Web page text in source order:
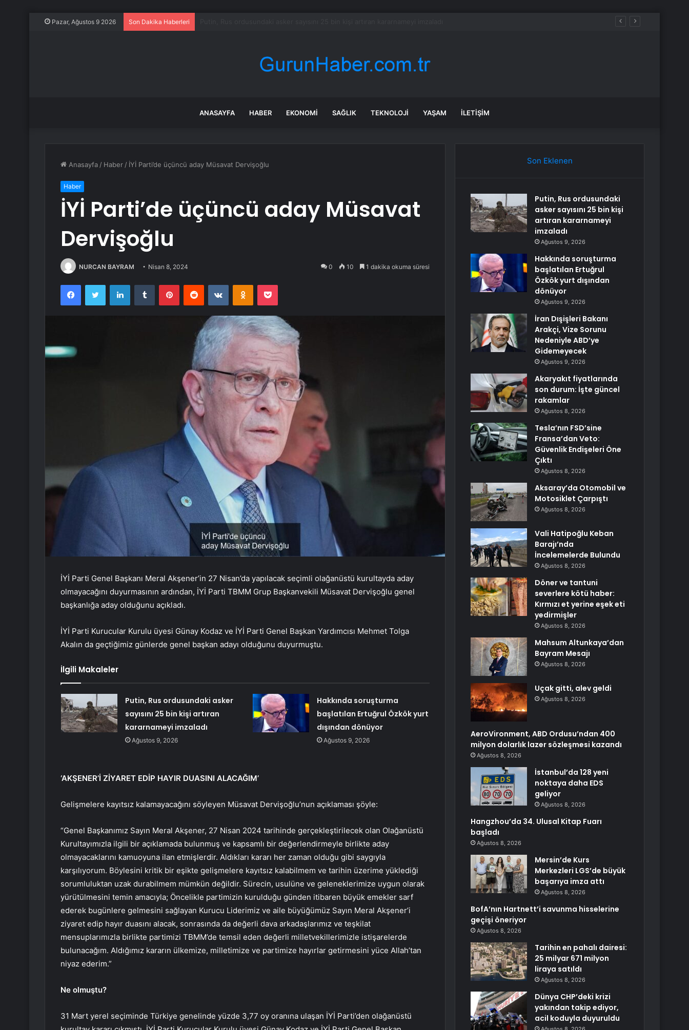
Pazar, Ağustos 9 2026 Son Dakika Haberleri
ANASAYFA HABER EKONOMI SAĞLIK TEKNOLOJI YAŞAM İLETIŞIM
Anasayfa / Haber / İYİ Parti’de üçüncü aday Müsavat Dervişoğlu
Haber
İYİ Parti’de üçüncü aday Müsavat
Dervişoğlu
NURCAN BAYRAM Nisan 8, 2024 0 10 1 dakika okuma süresi
FacebookTwitter LinkedInTumblr PinterestReddit VKontakteOdnoklassniki
Pocket
İYİ Parti Genel Başkanı Meral Akşener’in 27 Nisan’da yapılacak seçimli olağanüstü kurultayda aday
olmayacağını duyurmasının ardından, İYİ Parti TBMM Grup Başkanvekili Müsavat Dervişoğlu genel
başkanlığa aday olduğunu açıkladı.
İYİ Parti Kurucular Kurulu üyesi Günay Kodaz ve İYİ Parti Genel Başkan Yardımcısı Mehmet Tolga
Akalın da geçtiğimiz günlerde genel başkan adayı olduğunu duyurmuştu.
İlgili Makaleler
Putin, Rus ordusundaki asker
sayısını 25 bin kişi artıran
kararnameyi imzaladı
Ağustos 9, 2026
Hakkında soruşturma
başlatılan Ertuğrul Özkök yurt
dışından dönüyor
Ağustos 9, 2026
‘AKŞENER’İ ZİYARET EDİP HAYIR DUASINI ALACAĞIM’
Gelişmelere kayıtsız kalamayacağını söyleyen Müsavat Dervişoğlu’nun açıklaması şöyle:
“Genel Başkanımız Sayın Meral Akşener, 27 Nisan 2024 tarihinde gerçekleştirilecek olan Olağanüstü
Kurultayımızla ilgili bir açıklamada bulunmuş ve kapsamlı bir değerlendirmeyle birlikte aday
olmayacaklarını kamuoyuna ilan etmişlerdir. Aldıkları kararı her zaman olduğu gibi saygıyla
karşılıyorum. Böylesini kritik bir eşikte gelişmelere kayıtsız kalabilmem ve tarihin üzerime yüklediği
sorumluluktan uzak durabilmem mümkün değildir. Sürecin, usulüne ve geleneklerimize uygun olarak
yürütülmesini temin amacıyla; Öncelikle partimizin kurulduğu günden itibaren büyük emekler sarf
ederek bugünlere gelmesini sağlayan Kurucu Liderimiz ve aile büyüğümüz Sayın Meral Akşener’i
ziyaret edip hayır duasını alacak, sonrasında da değerli dava arkadaşlarımız ve teşkilat
mensuplarımızla birlikte partimizi TBMM’de temsil eden değerli milletvekillerimizle istişarelerde
bulunacağım. Aldığımız kararın ülkemize, milletimize ve partimize hayırlar getirmesini yüce Allah’tan
niyaz ederim.”
Ne olmuştu?
31 Mart yerel seçiminde Türkiye genelinde yüzde 3,77 oy oranına ulaşan İYİ Parti’den olağanüstü
Son Eklenen
Putin, Rus ordusundaki
asker sayısını 25 bin kişi
artıran kararnameyi
imzaladı
Ağustos 9, 2026
Hakkında soruşturma
başlatılan Ertuğrul
Özkök yurt dışından
dönüyor
Ağustos 9, 2026
İran Dışişleri Bakanı
Arakçi, Vize Sorunu
Nedeniyle ABD’ye
Gidemeyecek
Ağustos 9, 2026
Akaryakıt fiyatlarında
son durum: İşte güncel
rakamlar
Ağustos 8, 2026
Tesla’nın FSD’sine
Fransa’dan Veto:
Güvenlik Endişeleri Öne
Çıktı
Ağustos 8, 2026
Aksaray’da Otomobil ve
Motosiklet Çarpıştı
Ağustos 8, 2026
Vali Hatipoğlu Keban
Barajı’nda
İncelemelerde Bulundu
Ağustos 8, 2026
Döner ve tantuni
severlere kötü haber:
Kırmızı et yerine eşek eti
yedirmişler
Ağustos 8, 2026
Mahsum Altunkaya’dan
Bayram Mesajı
Ağustos 8, 2026
Uçak gitti, alev geldi
Ağustos 8, 2026
AeroVironment, ABD Ordusu’ndan 400
milyon dolarlık lazer sözleşmesi kazandı
Ağustos 8, 2026
İstanbul’da 128 yeni
noktaya daha EDS
geliyor
Ağustos 8, 2026
Hangzhou’da 34. Ulusal Kitap Fuarı
başladı
Ağustos 8, 2026
Mersin’de Kurs
Merkezleri LGS’de büyük
başarıya imza attı
Ağustos 8, 2026
BofA’nın Hartnett’i savunma hisselerine
geçişi öneriyor
Ağustos 8, 2026
Tarihin en pahalı dairesi:
25 milyar 671 milyon
liraya satıldı
Ağustos 8, 2026
Dünya CHP’deki krizi
yakından takip ediyor,
acil koduyla duyuruldu